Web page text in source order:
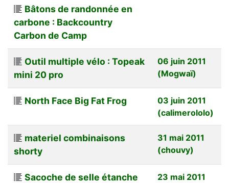
Bâtons de randonnée en
carbone : Backcountry
Carbon de Camp
Outil multiple vélo : Topeak
mini 20 pro
06 juin 2011
(Mogwaï)
North Face Big Fat Frog
03 juin 2011
(calimerololo)
materiel combinaisons
shorty
31 mai 2011
(chouvy)
Sacoche de selle étanche
23 mai 2011